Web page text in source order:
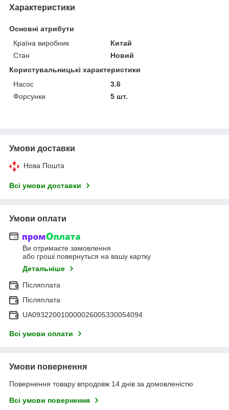
Характеристики
Основні атрибути
Країна виробник
Китай
Стан
Новий
Користувальницькі характеристики
Насос
3.6
Форсунки
5 шт.
Умови доставки
Нова Пошта
Всі умови доставки
Умови оплати
Ви отримаєте замовлення
або гроші повернуться на вашу картку
Детальніше
Післяплата
Післяплата
UA093220010000026005330054094
Всі умови оплати
Умови повернення
Повернення товару впродовж 14 днів за домовленістю
Всі умови повернення